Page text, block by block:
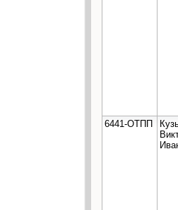
6441-ОТПП